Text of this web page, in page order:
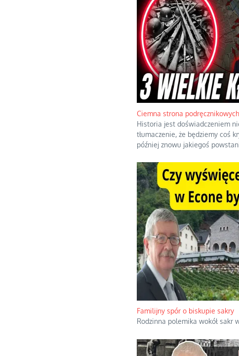
Ciemna strona
Historia jest doświadczeniem
tłumaczenie, że będziemy coś
później znowu jakiegoś
Familijny spór o biskupie sakry
Rodzinna polemika wokół sakr